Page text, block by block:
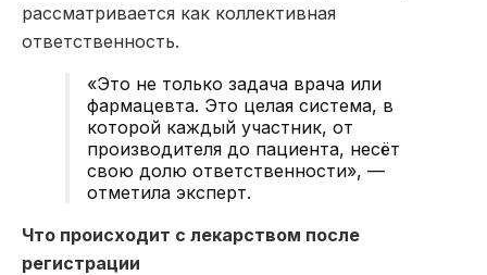
рассматривается как коллективная
ответственность.
«Это не только задача врача или
фармацевта. Это целая система, в
которой каждый участник, от
производителя до пациента, несёт
свою долю ответственности», —
отметила эксперт.
Что происходит с лекарством после
регистрации